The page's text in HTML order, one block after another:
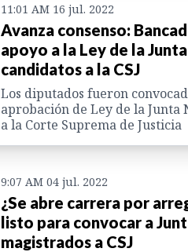
11:01 AM 16 jul. 2022
Avanza consenso:
apoyo a la Ley de la
candidatos a la CSJ
Los diputados fueron
aprobación de Ley de la
a la Corte Suprema de Justicia
9:07 AM 04 jul. 2022
¿Se abre carrera por
listo para convocar a
magistrados a CSJ